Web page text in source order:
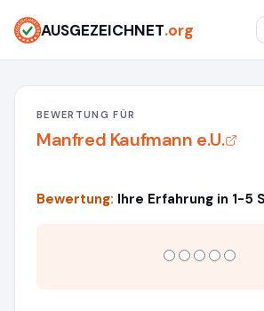
AUSGEZEICHNET.org
BEWERTUNG FÜR
Manfred Kaufmann e.U.
Bewertung: Ihre Erfahrung in 1-5